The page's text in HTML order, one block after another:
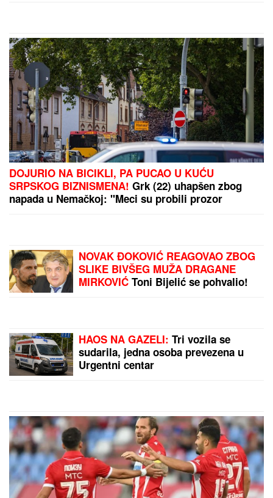
kod Šapca: "Peđa je imao
samo JEDNU ŽELJU"
PREPORUKA ZA VAS
NAŠ GLUMAC (65) OŽENIO 32 GODINE MLAĐU
NAJLEPŠA SRPSKA VODITELJKA
POKAZALA LICE BEZ TRUNKE
ŠMINKEMarija Kilibarda zumira
svaki detalj, neće da ulepšava
stvarnost: "Tretman mi je preko
potreban" (FOTO)